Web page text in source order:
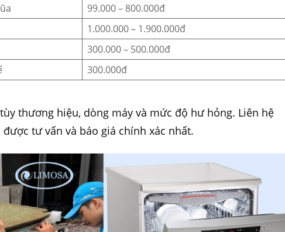
99.000 – 800.000đ
1.000.000 – 1.900.000đ
300.000 – 500.000đ
300.000đ
thương hiệu, dòng máy và mức độ hư hỏng. Liên hệ
được tư vấn và báo giá chính xác nhất.